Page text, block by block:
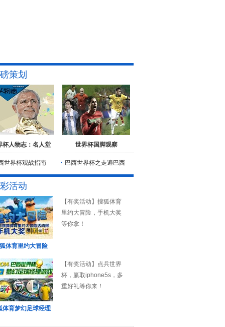
策划
杯人物志：名人堂 世界杯国脚观察
世界杯观战指南 巴西世界杯之走遍巴西
活动
体育里约大冒险
【有奖活动】搜狐体育
里约大冒险，手机大奖
等你拿！
体育梦幻足球经理
【有奖活动】点兵世界
杯，赢取iphone5s，多
重好礼等你来！